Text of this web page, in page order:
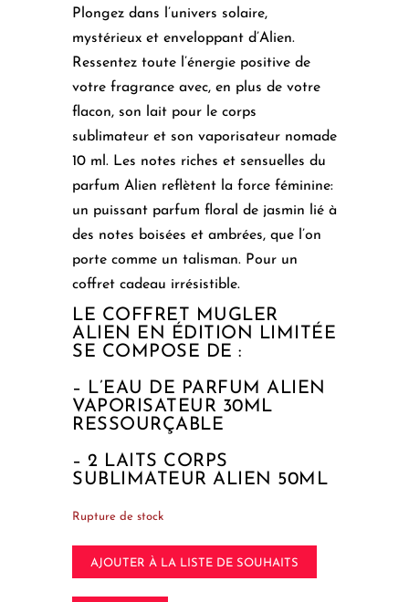
Plongez dans l’univers solaire,
mystérieux et enveloppant d’Alien.
Ressentez toute l’énergie positive de
votre fragrance avec, en plus de votre
flacon, son lait pour le corps
sublimateur et son vaporisateur nomade
10 ml. Les notes riches et sensuelles du
parfum Alien reflètent la force féminine:
un puissant parfum floral de jasmin lié à
des notes boisées et ambrées, que l’on
porte comme un talisman. Pour un
coffret cadeau irrésistible.
LE COFFRET MUGLER
ALIEN EN ÉDITION LIMITÉE
SE COMPOSE DE :
– L’EAU DE PARFUM ALIEN
VAPORISATEUR 30ML
RESSOURÇABLE
– 2 LAITS CORPS
SUBLIMATEUR ALIEN 50ML
Rupture de stock
AJOUTER À LA LISTE DE SOUHAITS